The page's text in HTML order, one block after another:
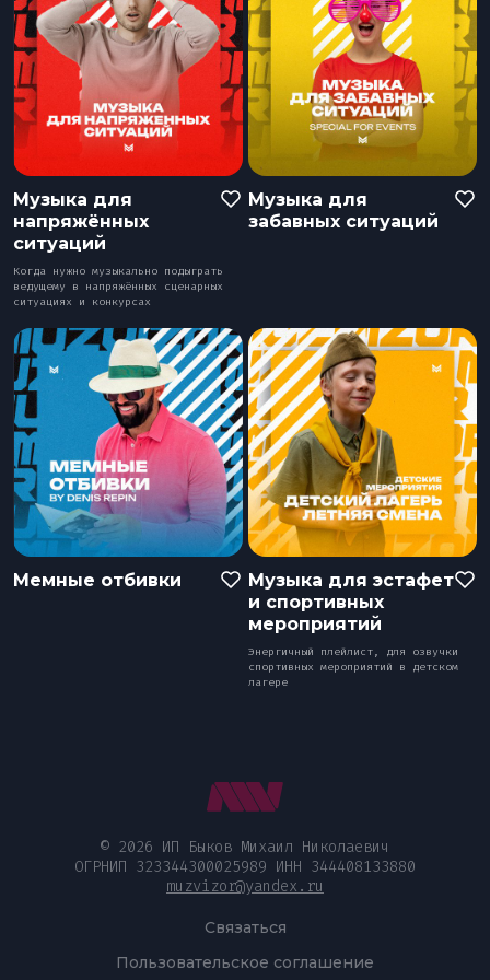
Музыка для
напряжённых
ситуаций
Когда нужно музыкально подыграть
ведущему в напряжённых сценарных
ситуациях и конкурсах
Музыка для
забавных ситуаций
Мемные отбивки
Музыка для эстафет
и спортивных
мероприятий
Энергичный плейлист, для озвучки
спортивных мероприятий в детском
лагере
© 2026 ИП Быков Михаил Николаевич
ОГРНИП 323344300025989 ИНН 344408133880
muzvizor@yandex.ru
Связаться
Пользовательское соглашение